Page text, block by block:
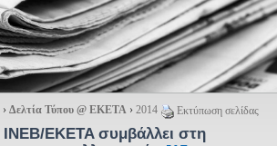
Εκτύπωση σελίδας
› Δελτία Τύπου @ ΕΚΕΤΑ › 2014
INEB/EKETA συμβάλλει στη